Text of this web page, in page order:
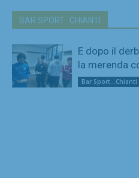
BAR SPORT...CHIANTI
E dopo il
la merenda
Bar Sport...Chianti